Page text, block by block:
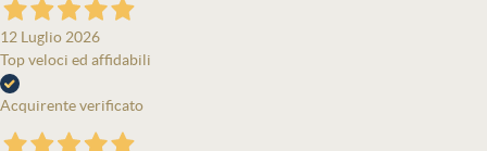
12 Luglio 2026
Top veloci ed affidabili
Acquirente verificato